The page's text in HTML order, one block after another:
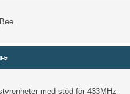
med stöd för 433MHz